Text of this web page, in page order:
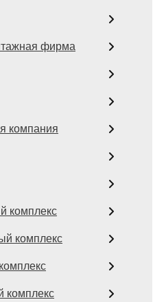
фирма
компания
комплекс
комплекс
комплекс